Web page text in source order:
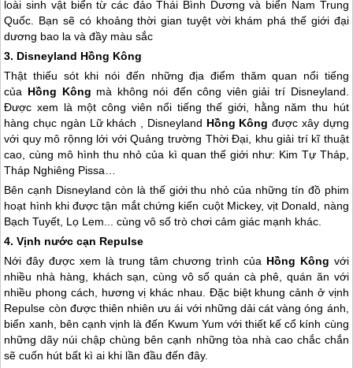
loài sinh vật biển từ các đảo Thái Bình Dương và biển Nam Trung
Quốc. Bạn sẽ có khoảng thời gian tuyệt vời khám phá thế giới đại
dương bao la và đầy màu sắc
3. Disneyland Hồng Kông
Thật thiếu sót khi nói đến những địa điểm thăm quan nổi tiếng
của Hồng Kông mà không nói đến công viên giải trí Disneyland.
Được xem là một công viên nổi tiếng thế giới, hằng năm thu hút
hàng chục ngàn Lữ khách , Disneyland Hồng Kông được xây dựng
với quy mô rộnng lới với Quảng trường Thời Đại, khu giải trí kĩ thuật
cao, cùng mô hình thu nhỏ của kì quan thế giới như: Kim Tự Tháp,
Tháp Nghiêng Pissa…
Bên cạnh Disneyland còn là thế giới thu nhỏ của những tín đồ phim
hoạt hình khi được tận mắt chứng kiến cuột Mickey, vịt Donald, nàng
Bạch Tuyết, Lọ Lem... cùng vô số trò chơi cảm giác mạnh khác.
4. Vịnh nước cạn Repulse
Nới đây được xem là trung tâm chương trình của Hồng Kông với
nhiều nhà hàng, khách sạn, cùng vô số quán cà phê, quán ăn với
nhiều phong cách, hương vị khác nhau. Đặc biệt khung cảnh ở vịnh
Repulse còn được thiên nhiên ưu ái với những dải cát vàng óng ánh,
biển xanh, bên cạnh vịnh là đến Kwum Yum với thiết kế cổ kính cùng
những dãy núi chập chùng bên cạnh những tòa nhà cao chắc chắn
sẽ cuốn hút bất kì ai khi lần đầu đến đây.